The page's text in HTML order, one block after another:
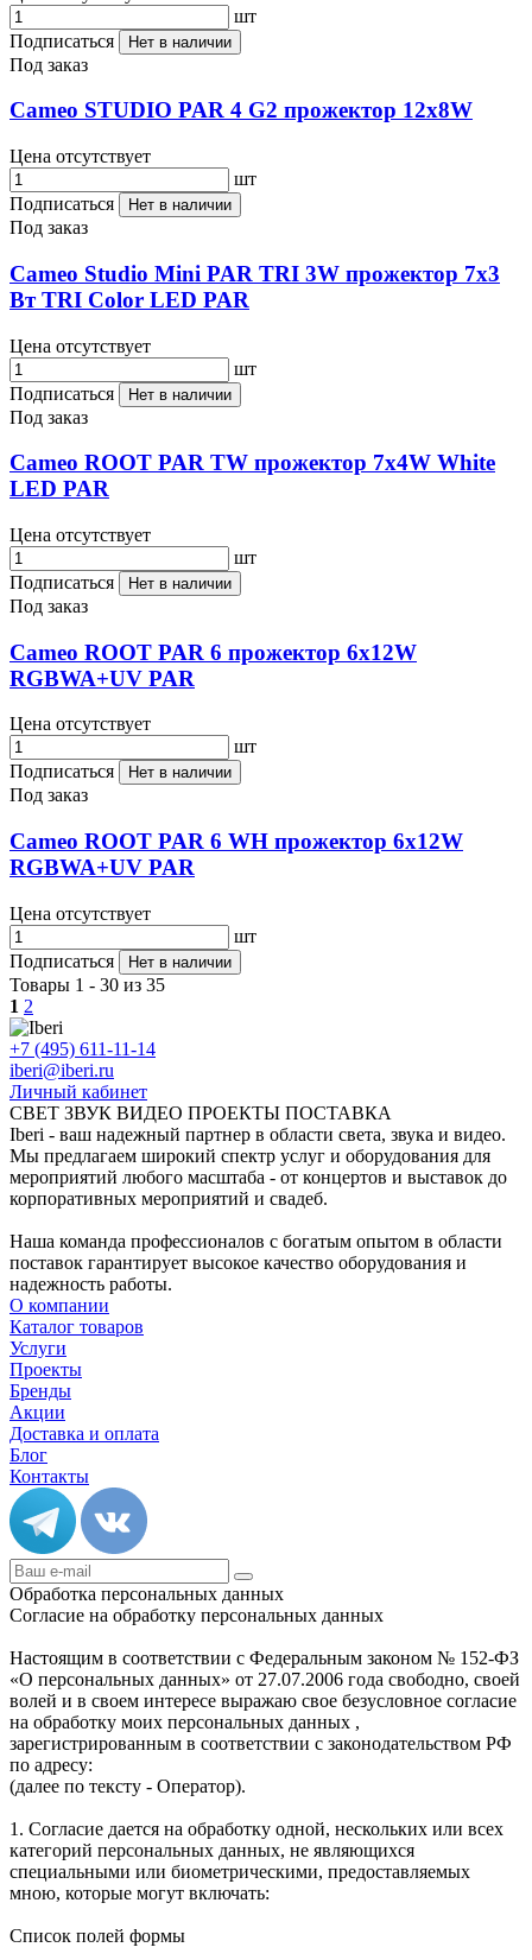
шт
Подписаться
Нет в наличии
Под заказ
Cameo STUDIO PAR 4 G2 прожектор 12x8W
Цена отсутствует
шт
Подписаться
Нет в наличии
Под заказ
Cameo Studio Mini PAR TRI 3W прожектор 7x3
Вт TRI Color LED PAR
Цена отсутствует
шт
Подписаться
Нет в наличии
Под заказ
Cameo ROOT PAR TW прожектор 7x4W White
LED PAR
Цена отсутствует
шт
Подписаться
Нет в наличии
Под заказ
Cameo ROOT PAR 6 прожектор 6x12W
RGBWA+UV PAR
Цена отсутствует
шт
Подписаться
Нет в наличии
Под заказ
Cameo ROOT PAR 6 WH прожектор 6x12W
RGBWA+UV PAR
Цена отсутствует
шт
Подписаться
Нет в наличии
Товары 1 - 30 из 35
1 2
+7 (495) 611-11-14
iberi@iberi.ru
Личный кабинет
СВЕТ ЗВУК ВИДЕО ПРОЕКТЫ ПОСТАВКА
Iberi - ваш надежный партнер в области света, звука и видео.
Мы предлагаем широкий спектр услуг и оборудования для
мероприятий любого масштаба - от концертов и выставок до
корпоративных мероприятий и свадеб.
Наша команда профессионалов с богатым опытом в области
поставок гарантирует высокое качество оборудования и
надежность работы.
О компании
Каталог товаров
Услуги
Проекты
Бренды
Акции
Доставка и оплата
Блог
Контакты
Обработка персональных данных
Согласие на обработку персональных данных
Настоящим в соответствии с Федеральным законом № 152-ФЗ
«О персональных данных» от 27.07.2006 года свободно, своей
волей и в своем интересе выражаю свое безусловное согласие
на обработку моих персональных данных ,
зарегистрированным в соответствии с законодательством РФ
по адресу:
(далее по тексту - Оператор).
1. Согласие дается на обработку одной, нескольких или всех
категорий персональных данных, не являющихся
специальными или биометрическими, предоставляемых
мною, которые могут включать:
Список полей формы